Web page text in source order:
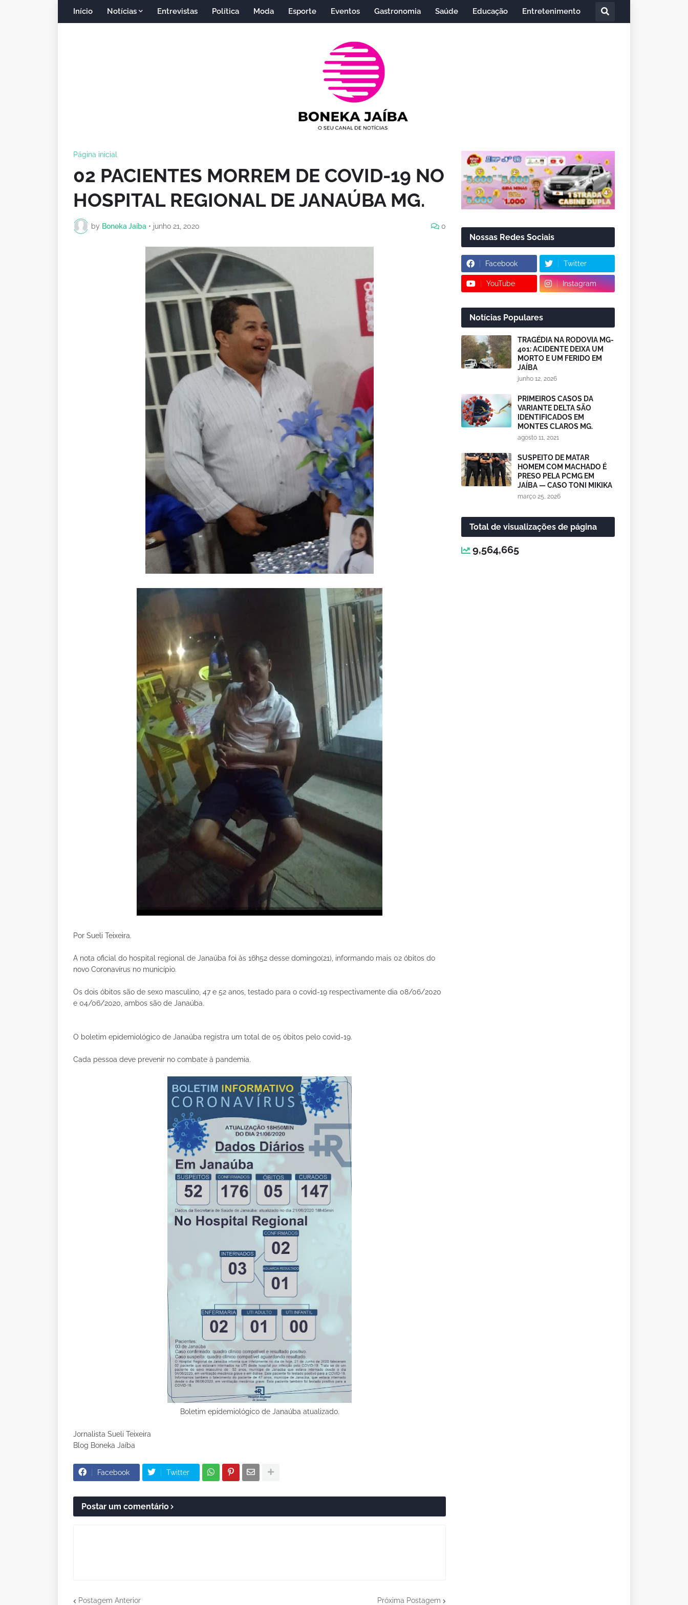
Início Notícias Entrevistas Política Moda Esporte Eventos Gastronomia Saúde Educação Entretenimento
Página inicial
02 PACIENTES MORREM DE COVID-19 NO
HOSPITAL REGIONAL DE JANAÚBA MG.
by Boneka Jaíba • junho 21, 2020 0
Por Sueli Teixeira.
A nota oficial do hospital regional de Janaúba foi às 16h52 desse domingo(21), informando mais 02 óbitos do
novo Coronavírus no município.
Os dois óbitos são de sexo masculino, 47 e 52 anos, testado para o covid-19 respectivamente dia 08/06/2020
e 04/06/2020, ambos são de Janaúba.
O boletim epidemiológico de Janaúba registra um total de 05 óbitos pelo covid-19.
Cada pessoa deve prevenir no combate à pandemia.
Boletim epidemiológico de Janaúba atualizado.
Jornalista Sueli Teixeira
Blog Boneka Jaíba
Facebook Twitter
Postar um comentário
Postagem Anterior Próxima Postagem
Nossas Redes Sociais
Facebook Twitter
YouTube Instagram
Notícias Populares
TRAGÉDIA NA RODOVIA MG-
401: ACIDENTE DEIXA UM
MORTO E UM FERIDO EM
JAÍBA
junho 12, 2026
PRIMEIROS CASOS DA
VARIANTE DELTA SÃO
IDENTIFICADOS EM
MONTES CLAROS MG.
agosto 11, 2021
SUSPEITO DE MATAR
HOMEM COM MACHADO É
PRESO PELA PCMG EM
JAÍBA — CASO TONI MIKIKA
março 25, 2026
Total de visualizações de página
9,564,665